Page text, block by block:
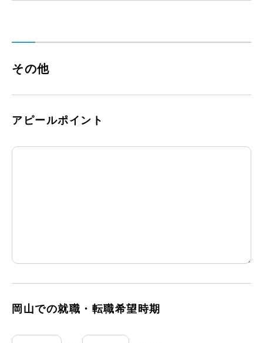
その他
アピールポイント
岡山での就職・転職希望時期